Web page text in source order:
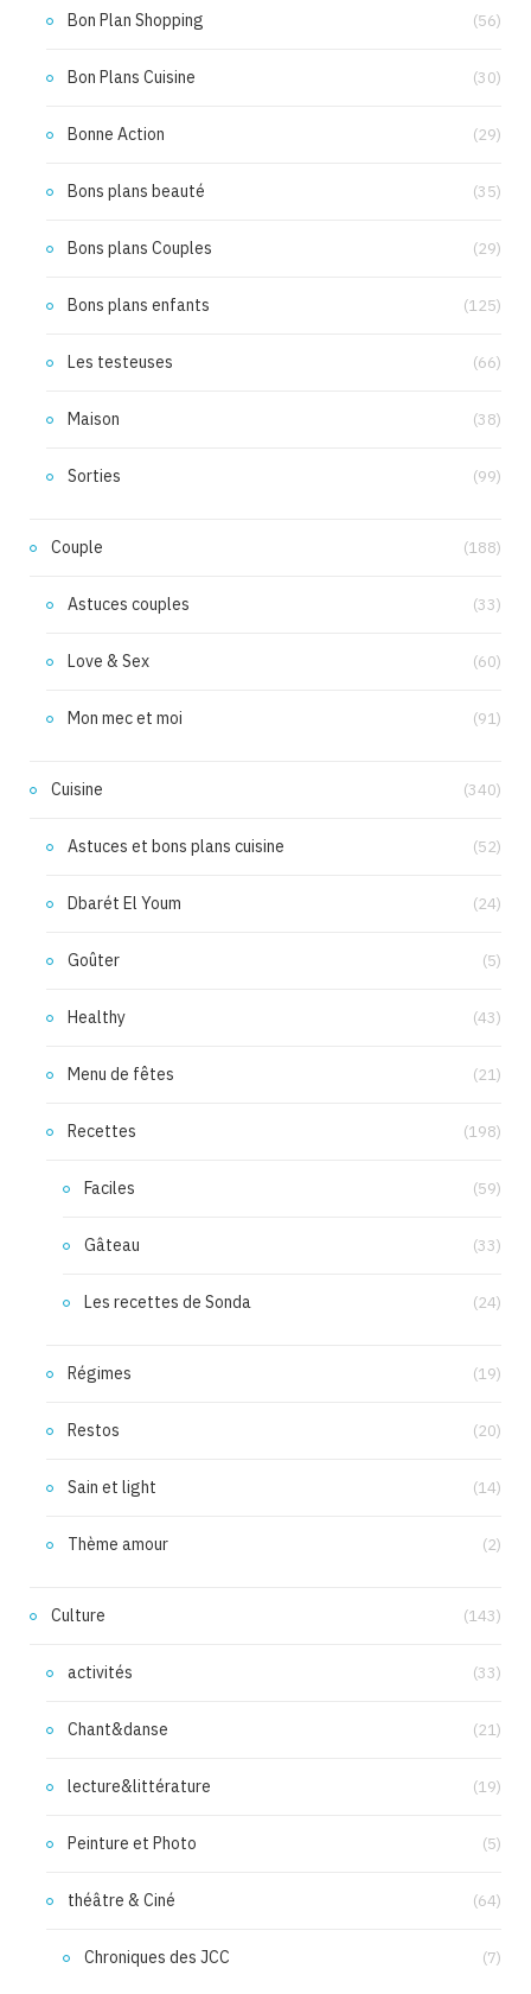
Bon Plan Shopping (56)
Bon Plans Cuisine (30)
Bonne Action (29)
Bons plans beauté (35)
Bons plans Couples (29)
Bons plans enfants (125)
Les testeuses (66)
Maison (38)
Sorties (99)
Couple (188)
Astuces couples (33)
Love & Sex (60)
Mon mec et moi (91)
Cuisine (340)
Astuces et bons plans cuisine (52)
Dbarét El Youm (24)
Goûter (5)
Healthy (43)
Menu de fêtes (21)
Recettes (198)
Faciles (59)
Gâteau (33)
Les recettes de Sonda (24)
Régimes (19)
Restos (20)
Sain et light (14)
Thème amour (2)
Culture (143)
activités (33)
Chant&danse (21)
lecture&littérature (19)
Peinture et Photo (5)
théâtre & Ciné (64)
Chroniques des JCC (7)